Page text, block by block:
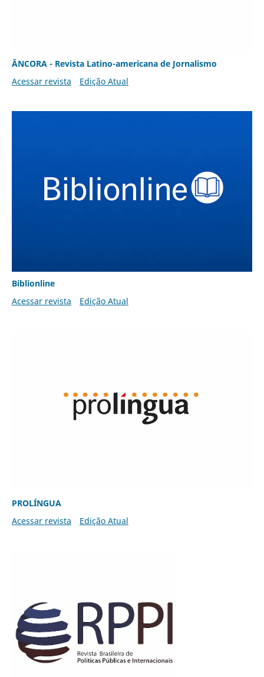
ÂNCORA - Revista Latino-americana de Jornalismo
Acessar revista
Edição Atual
Biblionline
Acessar revista
Edição Atual
PROLÍNGUA
Acessar revista
Edição Atual